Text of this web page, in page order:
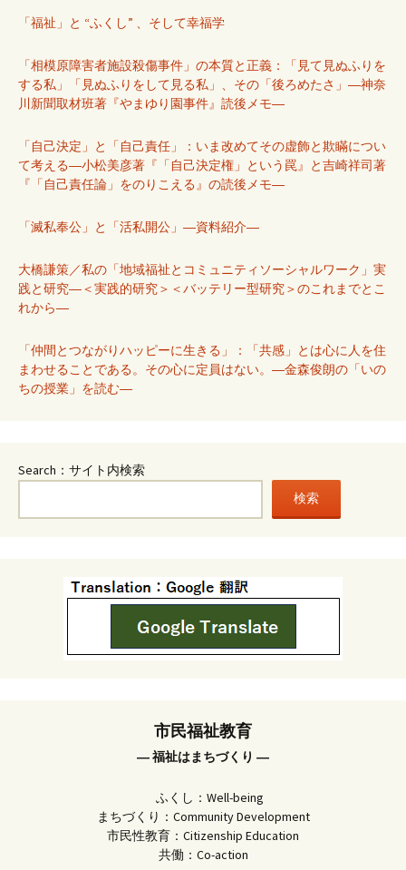
「福祉」と “ふくし” 、そして幸福学
「相模原障害者施設殺傷事件」の本質と正義：「見て見ぬふりを
する私」「見ぬふりをして見る私」、その「後ろめたさ」―神奈
川新聞取材班著『やまゆり園事件』読後メモ―
「自己決定」と「自己責任」：いま改めてその虚飾と欺瞞につい
て考える―小松美彦著『「自己決定権」という罠』と吉崎祥司著
『「自己責任論」をのりこえる』の読後メモ―
「滅私奉公」と「活私開公」―資料紹介―
大橋謙策／私の「地域福祉とコミュニティソーシャルワーク」実
践と研究―＜実践的研究＞＜バッテリー型研究＞のこれまでとこ
れから―
「仲間とつながりハッピーに生きる」：「共感」とは心に人を住
まわせることである。その心に定員はない。―金森俊朗の「いの
ちの授業」を読む―
Search：サイト内検索
検索
市民福祉教育
― 福祉はまちづくり ―
ふくし：Well-being
まちづくり：Community Development
市民性教育：Citizenship Education
共働：Co-action